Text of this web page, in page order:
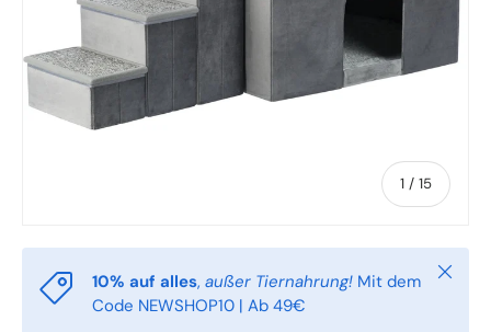
1 / von
15
10% auf alles, außer Tiernahrung! Mit dem
Code NEWSHOP10 | Ab 49€